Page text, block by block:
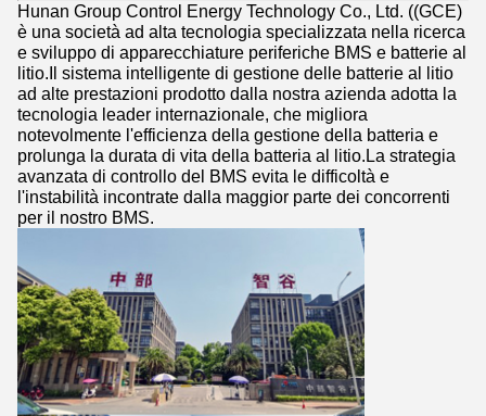
Hunan Group Control Energy Technology Co., Ltd. ((GCE)
è una società ad alta tecnologia specializzata nella ricerca
e sviluppo di apparecchiature periferiche BMS e batterie al
litio.Il sistema intelligente di gestione delle batterie al litio
ad alte prestazioni prodotto dalla nostra azienda adotta la
tecnologia leader internazionale, che migliora
notevolmente l'efficienza della gestione della batteria e
prolunga la durata di vita della batteria al litio.La strategia
avanzata di controllo del BMS evita le difficoltà e
l'instabilità incontrate dalla maggior parte dei concorrenti
per il nostro BMS.